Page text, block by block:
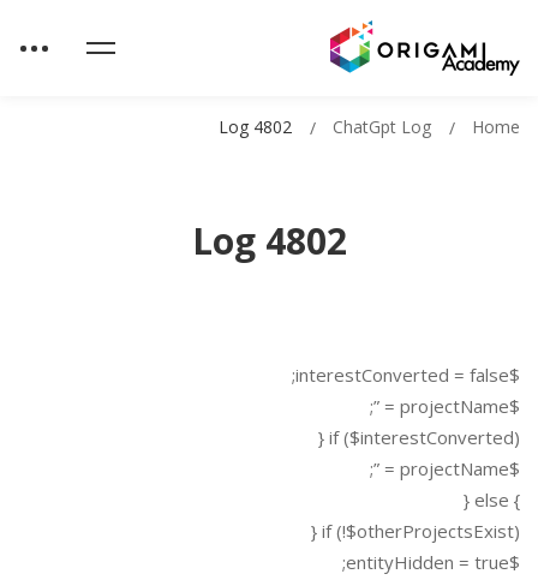
Log 4802
Home
ChatGpt Log
Log 4802
$interestConverted = false;
$projectName = ”;
if ($interestConverted) {
$projectName = ”;
} else {
if (!$otherProjectsExist) {
$entityHidden = true;